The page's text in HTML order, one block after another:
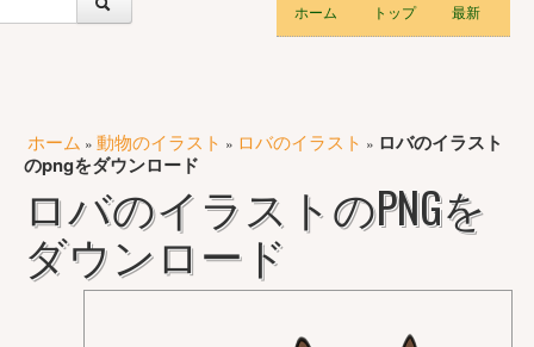
ホーム トップ 最新
ホーム » 動物のイラスト » ロバのイラスト » ロバのイラスト
のpngをダウンロード
ロバのイラストのPNGを
ダウンロード